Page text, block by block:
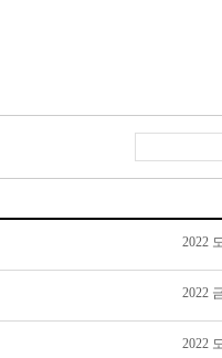
2022
2022
2022